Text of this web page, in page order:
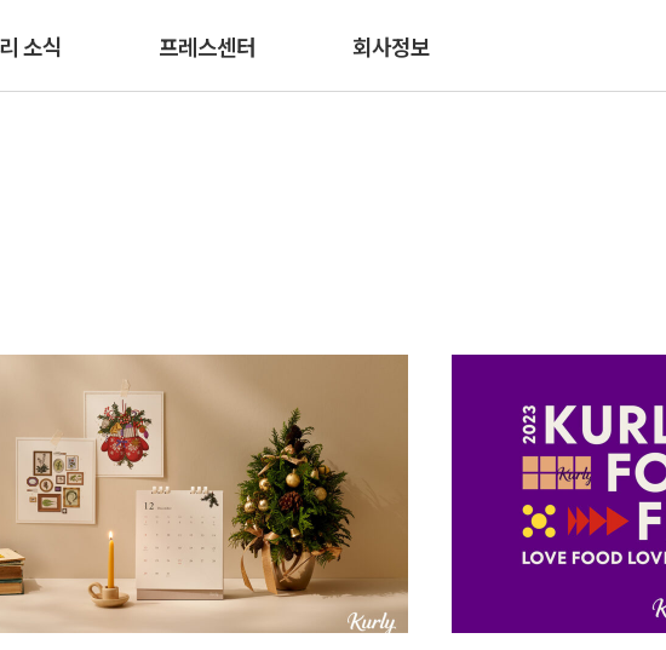
소식 프레스센터 회사정보